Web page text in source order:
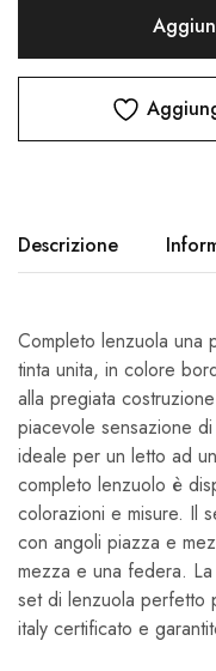
Descrizione
Completo lenzuola una
tinta unita, in colore
alla pregiata
piacevole sensazione
ideale per un letto ad
completo lenzuolo è
colorazioni e misure. Il
con angoli piazza e
mezza e una federa.
set di lenzuola perfetto
italy certificato e